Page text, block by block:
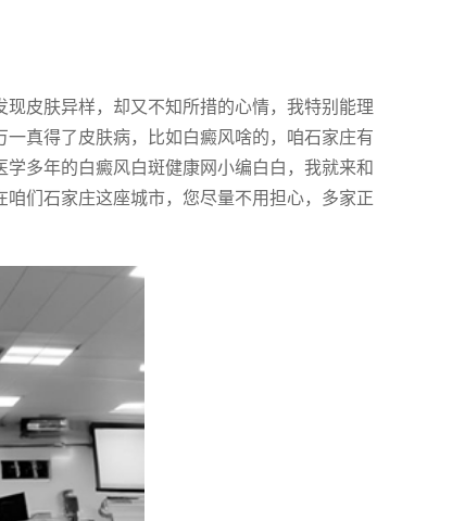
皮肤异样，却又不知所措的心情，我特别能理
真得了皮肤病，比如白癜风啥的，咱石家庄有
多年的白癜风白斑健康网小编白白，我就来和
们石家庄这座城市，您尽量不用担心，多家正